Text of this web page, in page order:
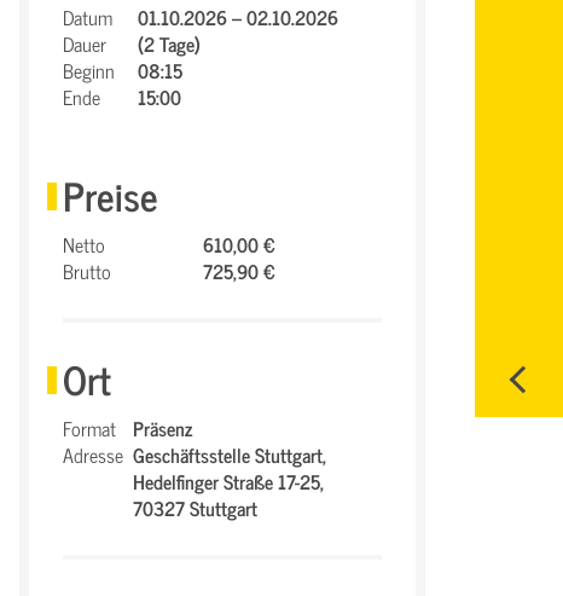
Datum
01.10.2026 – 02.10.2026
Dauer
(2 Tage)
Beginn
08:15
Ende
15:00
Preise
Netto
610,00 €
Brutto
725,90 €
Ort
Format Präsenz
Adresse Geschäftsstelle Stuttgart,
Hedelfinger Straße 17-25,
70327 Stuttgart